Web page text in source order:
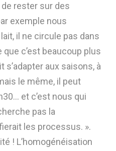
rester sur des
exemple nous
il ne circule pas dans
c’est beaucoup plus
s’adapter aux saisons, à
le même, il peut
et c’est nous qui
pas la
les processus. ».
! L’homogénéisation